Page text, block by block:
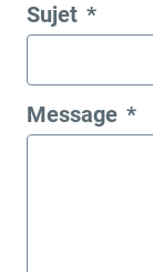
Sujet *
Message *